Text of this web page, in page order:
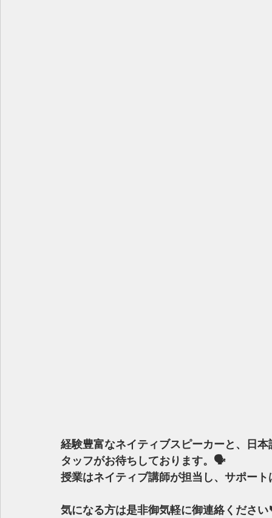
経験豊富なネイティブスピーカーと、日
タッフがお待ちしております。🗣
授業はネイティブ講師が担当し、サポー
気になる方は是非御気軽に御連絡ください